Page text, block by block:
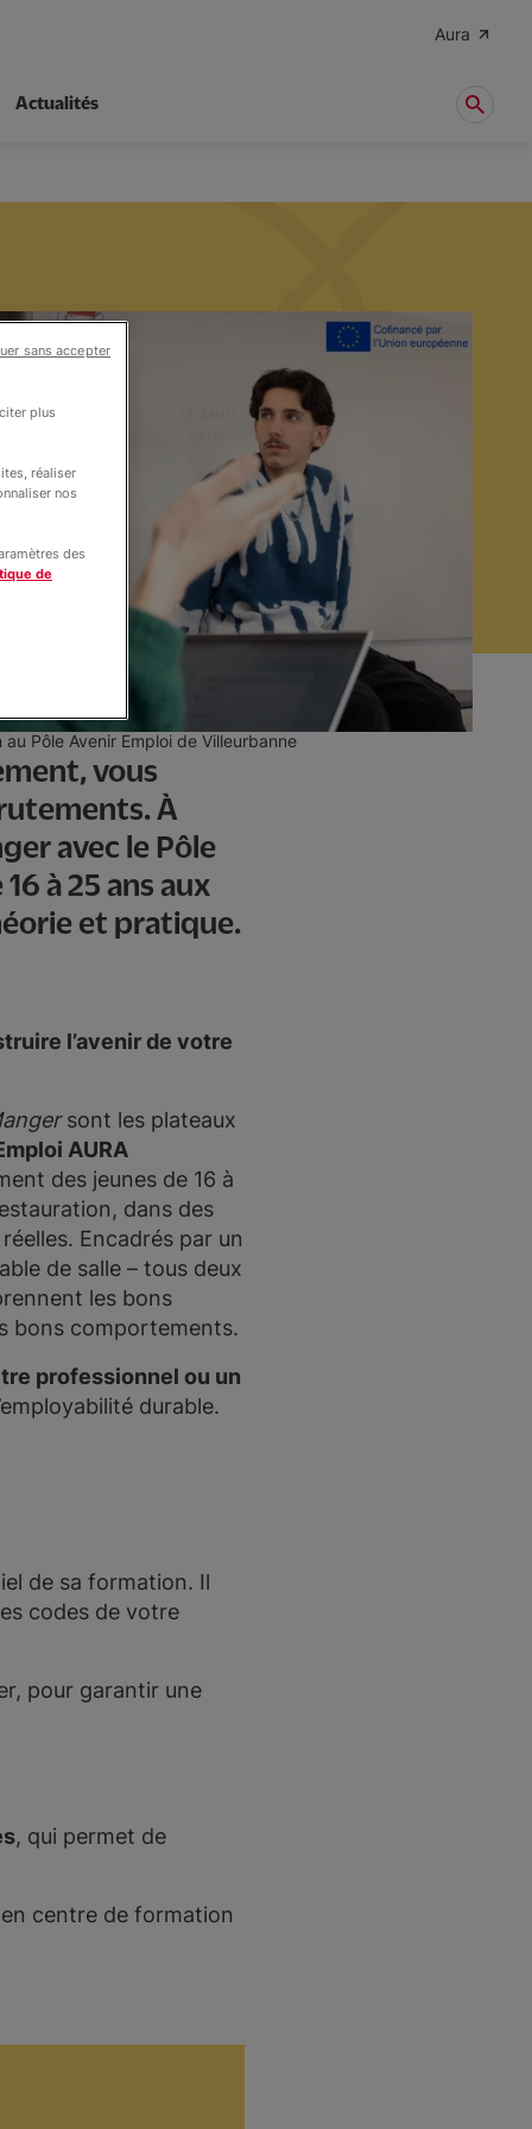
Actualités
Aura
Pôle Avenir Emploi de Villeurbanne
vous
À
avec le Pôle
à 25 ans aux
et pratique.
l’avenir de votre
sont les plateaux
AURA
des jeunes de 16 à
dans des
Encadrés par un
de salle – tous deux
les bons
bons comportements.
professionnel ou un
durable.
de sa formation. Il
codes de votre
pour garantir une
, qui permet de
centre de formation
plus
réaliser
nos
des
de
sans accepter